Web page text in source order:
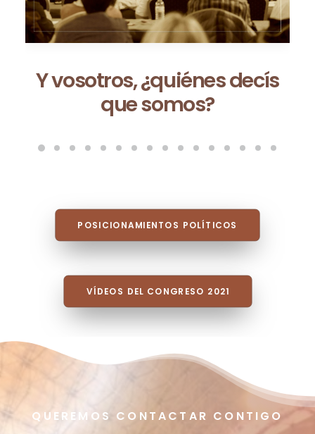
Ceuta no es una excepción:
modelo que fracasa cada
vez que se repite
POSICIONAMIENTOS POLÍTICOS